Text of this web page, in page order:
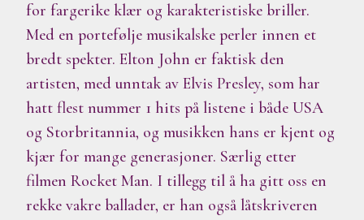
for fargerike klær og karakteristiske briller.
Med en portefølje musikalske perler innen et
bredt spekter. Elton John er faktisk den
artisten, med unntak av Elvis Presley, som har
hatt flest nummer 1 hits på listene i både USA
og Storbritannia, og musikken hans er kjent og
kjær for mange generasjoner. Særlig etter
filmen Rocket Man. I tillegg til å ha gitt oss en
rekke vakre ballader, er han også låtskriveren